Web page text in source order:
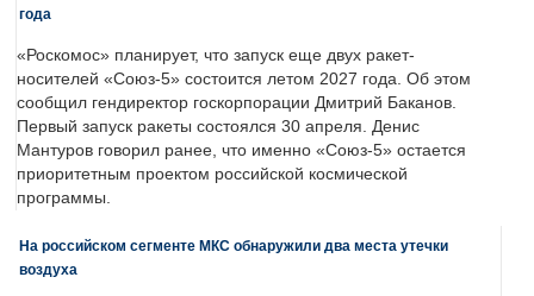
года
«Роскомос» планирует, что запуск еще двух ракет-
носителей «Союз-5» состоится летом 2027 года. Об этом
сообщил гендиректор госкорпорации Дмитрий Баканов.
Первый запуск ракеты состоялся 30 апреля. Денис
Мантуров говорил ранее, что именно «Союз-5» остается
приоритетным проектом российской космической
программы.
На российском сегменте МКС обнаружили два места утечки
воздуха